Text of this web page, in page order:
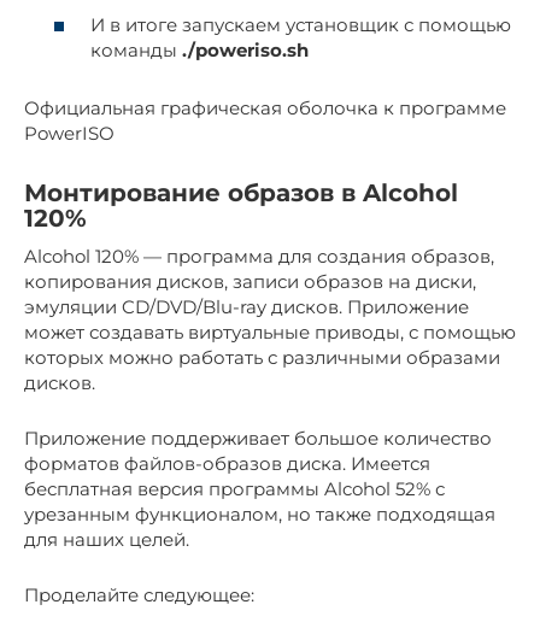
И в итоге запускаем установщик с помощью
команды ./poweriso.sh
Официальная графическая оболочка к программе
PowerISO
Монтирование образов в Alcohol
120%
Alcohol 120% — программа для создания образов,
копирования дисков, записи образов на диски,
эмуляции CD/DVD/Blu-ray дисков. Приложение
может создавать виртуальные приводы, с помощью
которых можно работать с различными образами
дисков.
Приложение поддерживает большое количество
форматов файлов-образов диска. Имеется
бесплатная версия программы Alcohol 52% с
урезанным функционалом, но также подходящая
для наших целей.
Проделайте следующее: